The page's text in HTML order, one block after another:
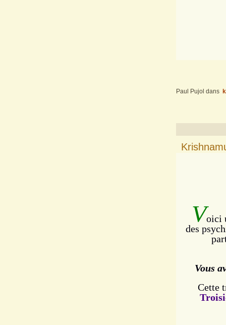
Paul Pujol dans
Voici
des
Vous
Cette